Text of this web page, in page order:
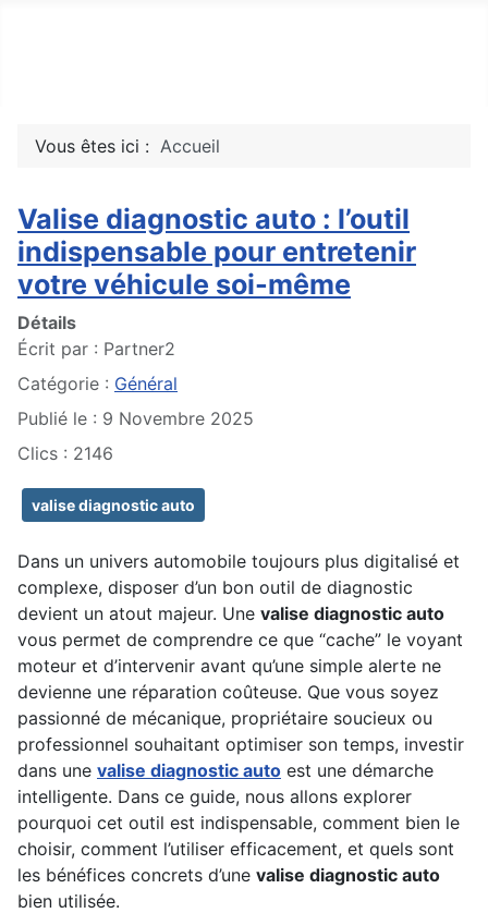
Vous êtes ici : Accueil
Valise diagnostic auto : l’outil
indispensable pour entretenir
votre véhicule soi-même
Détails
Écrit par : Partner2
Catégorie : Général
Publié le : 9 Novembre 2025
Clics : 2146
valise diagnostic auto
Dans un univers automobile toujours plus digitalisé et
complexe, disposer d’un bon outil de diagnostic
devient un atout majeur. Une valise diagnostic auto
vous permet de comprendre ce que “cache” le voyant
moteur et d’intervenir avant qu’une simple alerte ne
devienne une réparation coûteuse. Que vous soyez
passionné de mécanique, propriétaire soucieux ou
professionnel souhaitant optimiser son temps, investir
dans une valise diagnostic auto est une démarche
intelligente. Dans ce guide, nous allons explorer
pourquoi cet outil est indispensable, comment bien le
choisir, comment l’utiliser efficacement, et quels sont
les bénéfices concrets d’une valise diagnostic auto
bien utilisée.